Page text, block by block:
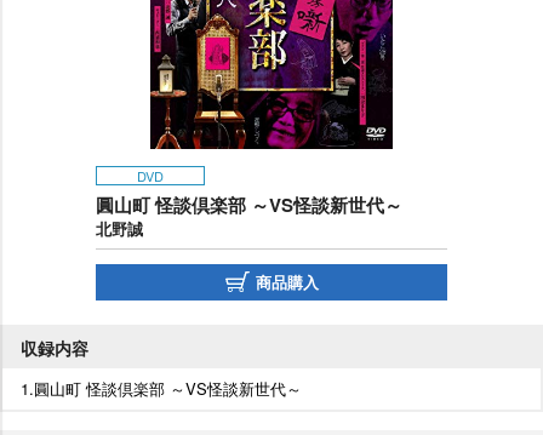
DVD
圓山町 怪談倶楽部 ～VS怪談新世代～
北野誠
商品購入
収録内容
1.圓山町 怪談倶楽部 ～VS怪談新世代～